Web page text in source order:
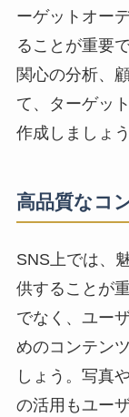
ーゲットオー
ることが重要
関心の分析、
て、ターゲッ
作成しましょう
高品質なコ
SNS上では、
供することが
でなく、ユー
めのコンテンツ
しょう。写真
の活用もユー